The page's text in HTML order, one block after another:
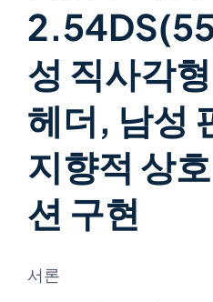
성 직사각
헤더, 남성
지향적 상
션 구현
서론